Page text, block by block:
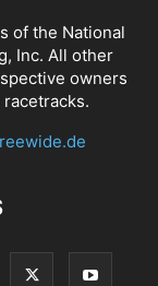
of the National
Inc. All other
owners